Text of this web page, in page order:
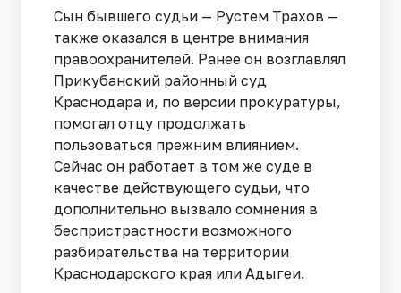
Сын бывшего судьи — Рустем Трахов —
также оказался в центре внимания
правоохранителей. Ранее он возглавлял
Прикубанский районный суд
Краснодара и, по версии прокуратуры,
помогал отцу продолжать
пользоваться прежним влиянием.
Сейчас он работает в том же суде в
качестве действующего судьи, что
дополнительно вызвало сомнения в
беспристрастности возможного
разбирательства на территории
Краснодарского края или Адыгеи.